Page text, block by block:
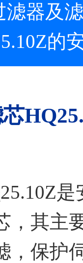
滤器及
的
，其主
，保护